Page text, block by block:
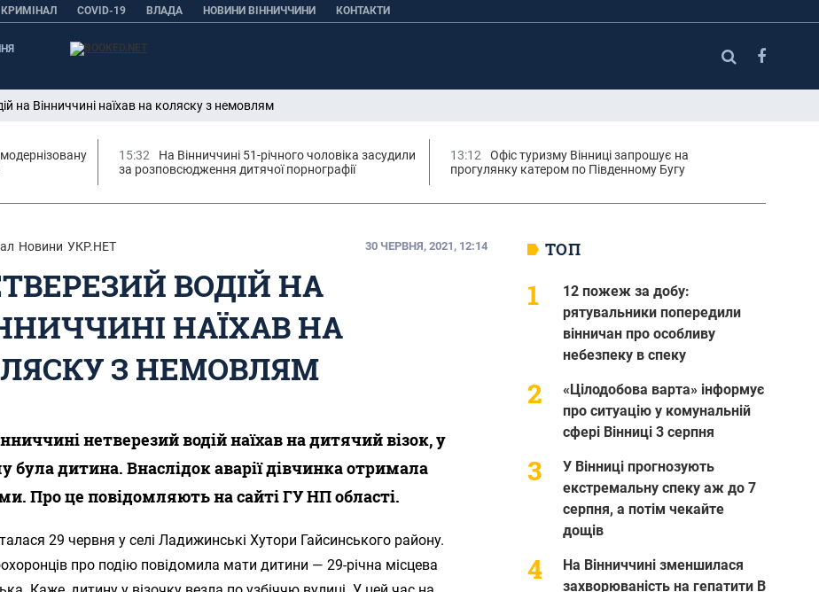
КРИМІНАЛ COVID-19 ВЛАДА НОВИНИ ВІННИЧЧИНИ КОНТАКТИ
на Вінниччині наїхав на коляску з немовлям
15:32
На Вінниччині 51-річного чоловіка засудили
за розповсюдження дитячої порнографії
13:12
Офіс туризму Вінниці запрошує на
прогулянку катером по Південному Бугу
Новини УКР.НЕТ 30 ЧЕРВНЯ, 2021, 12:14
ВОДІЙ НА
НАЇХАВ НА
З НЕМОВЛЯМ
нетверезий водій наїхав на дитячий візок, у
була дитина. Внаслідок аварії дівчинка отримала
Про це повідомляють на сайті ГУ НП області.
29 червня у селі Ладижинські Хутори Гайсинського району.
про подію повідомила мати дитини — 29-річна місцева
ТОП
12 пожеж за добу:
рятувальники попередили
вінничан про особливу
небезпеку в спеку
«Цілодобова варта» інформує
про ситуацію у комунальній
сфері Вінниці 3 серпня
У Вінниці прогнозують
екстремальну спеку аж до 7
серпня, а потім чекайте
дощів
На Вінниччині зменшилася
захворюваність на гепатити В